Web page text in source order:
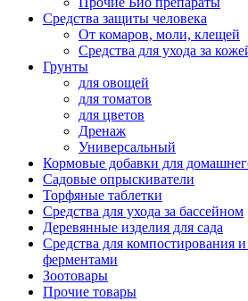
Средства защиты человека
От комаров, моли, клещей
Средства для ухода за
Грунты
для овощей
для томатов
для цветов
Дренаж
Универсальный
Кормовые добавки для
Садовые опрыскиватели
Торфяные таблетки
Средства для ухода за бассейном
Деревянные изделия для сада
Средства для компостирования
ферментами
Зоотовары
Прочие товары